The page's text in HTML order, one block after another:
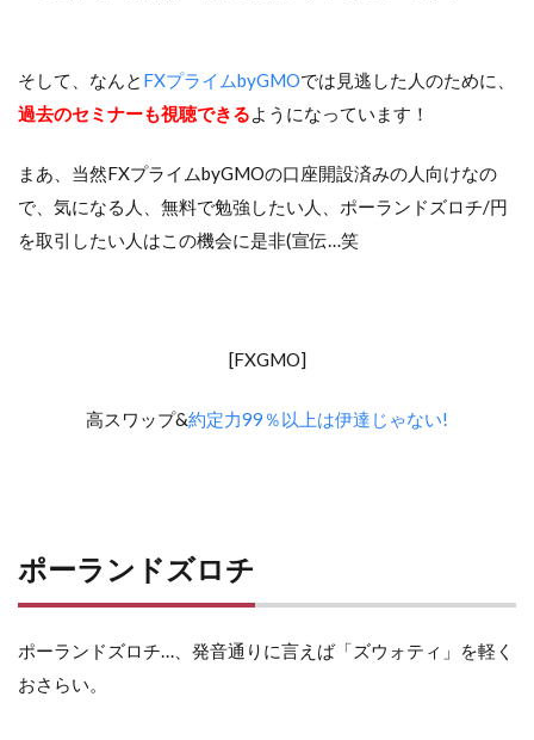
そして、なんと FXプライムbyGMOでは見逃した人のために、
過去のセミナーも視聴できるようになっています！
まあ、当然FXプライムbyGMOの口座開設済みの人向けなの
で、気になる人、無料で勉強したい人、ポーランドズロチ/円
を取引したい人はこの機会に是非(宣伝…笑
[FXGMO]
高スワップ&約定力99％以上は伊達じゃない!
ポーランドズロチ
ポーランドズロチ…、発音通りに言えば「ズウォティ」を軽く
おさらい。